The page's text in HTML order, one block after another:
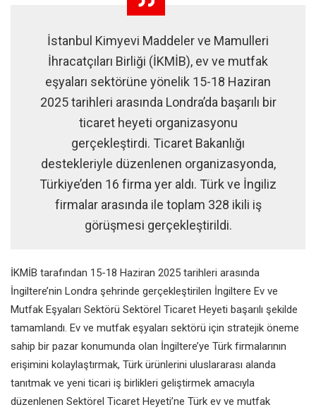
İstanbul Kimyevi Maddeler ve Mamulleri
İhracatçıları Birliği (İKMİB), ev ve mutfak
eşyaları sektörüne yönelik 15-18 Haziran
2025 tarihleri arasında Londra’da başarılı bir
ticaret heyeti organizasyonu
gerçekleştirdi. Ticaret Bakanlığı
destekleriyle düzenlenen organizasyonda,
Türkiye’den 16 firma yer aldı. Türk ve İngiliz
firmalar arasında ile toplam 328 ikili iş
görüşmesi gerçekleştirildi.
İKMİB tarafından 15-18 Haziran 2025 tarihleri arasında
İngiltere’nin Londra şehrinde gerçekleştirilen İngiltere Ev ve
Mutfak Eşyaları Sektörü Sektörel Ticaret Heyeti başarılı şekilde
tamamlandı. Ev ve mutfak eşyaları sektörü için stratejik öneme
sahip bir pazar konumunda olan İngiltere’ye Türk firmalarının
erişimini kolaylaştırmak, Türk ürünlerini uluslararası alanda
tanıtmak ve yeni ticari iş birlikleri geliştirmek amacıyla
düzenlenen Sektörel Ticaret Heyeti’ne Türk ev ve mutfak